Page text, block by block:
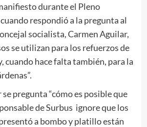
durante el Pleno
respondió a la pregunta al
socialista, Carmen Aguilar,
se utilizan para los refuerzos de
cuando hace falta también, para la
pregunta “cómo es posible que
de Surbus ignore que los
a bombo y platillo están